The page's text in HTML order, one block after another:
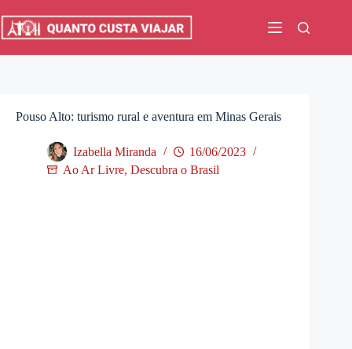
para
Pouso Alto: turismo rural e aventura em Minas Gerais
Izabella Miranda
16/06/2023
Ao Ar Livre, Descubra o Brasil